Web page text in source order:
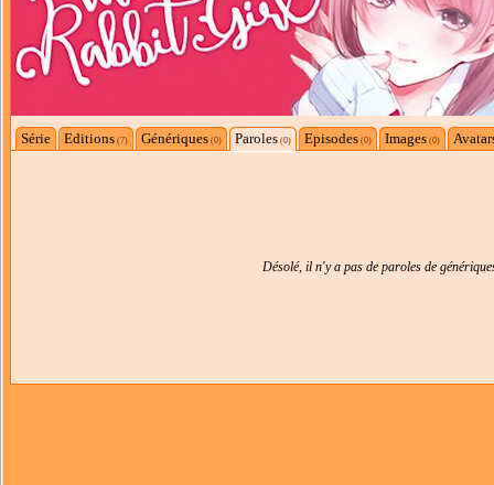
Série Editions (7) Génériques (0) Paroles (0) Episodes (0) Images (0)
Désolé, il n'y a pas de paroles de